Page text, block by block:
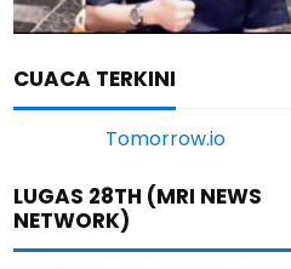
CUACA TERKINI
LUGAS 28TH (MRI NEWS
NETWORK)